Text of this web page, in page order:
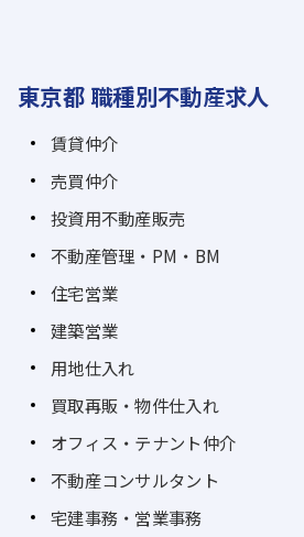
東京都 職種別不動産求人
賃貸仲介
売買仲介
投資用不動産販売
不動産管理・PM・BM
住宅営業
建築営業
用地仕入れ
買取再販・物件仕入れ
オフィス・テナント仲介
不動産コンサルタント
宅建事務・営業事務